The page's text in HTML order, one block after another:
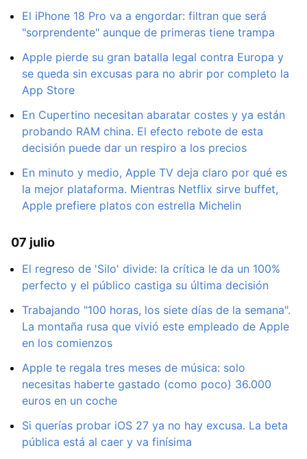
El iPhone 18 Pro va a engordar: filtran que será
"sorprendente" aunque de primeras tiene trampa
Apple pierde su gran batalla legal contra Europa y
se queda sin excusas para no abrir por completo la
App Store
En Cupertino necesitan abaratar costes y ya están
probando RAM china. El efecto rebote de esta
decisión puede dar un respiro a los precios
En minuto y medio, Apple TV deja claro por qué es
la mejor plataforma. Mientras Netflix sirve buffet,
Apple prefiere platos con estrella Michelin
07 julio
El regreso de 'Silo' divide: la crítica le da un 100%
perfecto y el público castiga su última decisión
Trabajando "100 horas, los siete días de la semana".
La montaña rusa que vivió este empleado de Apple
en los comienzos
Apple te regala tres meses de música: solo
necesitas haberte gastado (como poco) 36.000
euros en un coche
Si querías probar iOS 27 ya no hay excusa. La beta
pública está al caer y va finísima